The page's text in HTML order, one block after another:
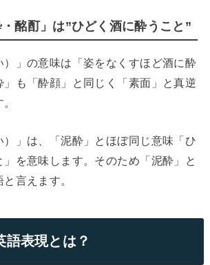
酩酊」は”ひどく酒に酔うこと”
）」の意味は「姿をなくすほど酒に酔
」も「酔顔」と同じく「素面」と真逆
）」は、「泥酔」とほぼ同じ意味「ひ
」を意味します。そのため「泥酔」と
言えます。
語表現とは？